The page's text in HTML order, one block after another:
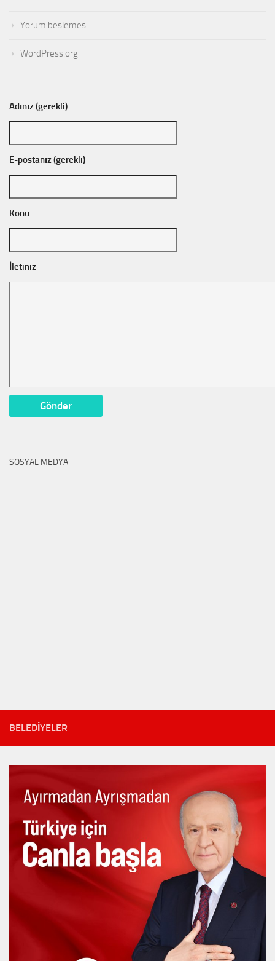
Yorum beslemesi
WordPress.org
Adınız (gerekli)
E-postanız (gerekli)
Konu
İletiniz
SOSYAL MEDYA
BELEDIYELER